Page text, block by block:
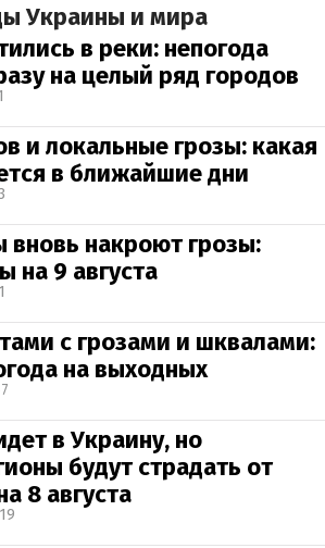
Украины и мира
в реки: непогода
на целый ряд городов
и локальные грозы: какая
в ближайшие дни
вновь накроют грозы:
на 9 августа
с грозами и шквалами:
на выходных
в Украину, но
будут страдать от
8 августа